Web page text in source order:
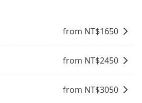
from NT$1650
from NT$2450
from NT$3050